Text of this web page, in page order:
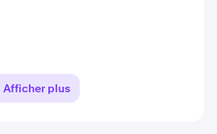
Afficher plus